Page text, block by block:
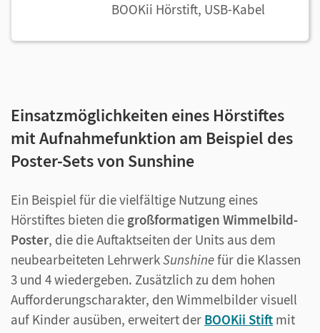
BOOKii Hörstift, USB-Kabel
Einsatzmöglichkeiten eines Hörstiftes
mit Aufnahmefunktion am Beispiel des
Poster-Sets von Sunshine
Ein Beispiel für die vielfältige Nutzung eines
Hörstiftes bieten die großformatigen Wimmelbild-
Poster, die die Auftaktseiten der Units aus dem
neubearbeiteten LehrwerkSunshinefür die Klassen
3 und 4 wiedergeben. Zusätzlich zu dem hohen
Aufforderungscharakter, den Wimmelbilder visuell
auf Kinder ausüben, erweitert der BOOKii Stift mit